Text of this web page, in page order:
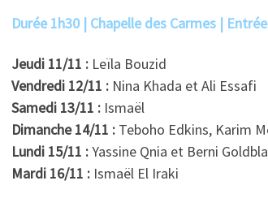
Durée 1h30 | Chapelle des Carmes |
Jeudi 11/11 : Leïla Bouzid
Vendredi 12/11 : Nina Khada et Ali Essafi
Samedi 13/11 : Ismaël
Dimanche 14/11 : Teboho Edkins, Karim
Lundi 15/11 :Yassine Qnia et Berni
Mardi 16/11 : Ismaël El Iraki